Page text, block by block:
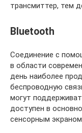
трансмиттер, тем
Bluetooth
Соединение с
в области
день наиболее
беспроводную
могут
доступен в
сенсорным